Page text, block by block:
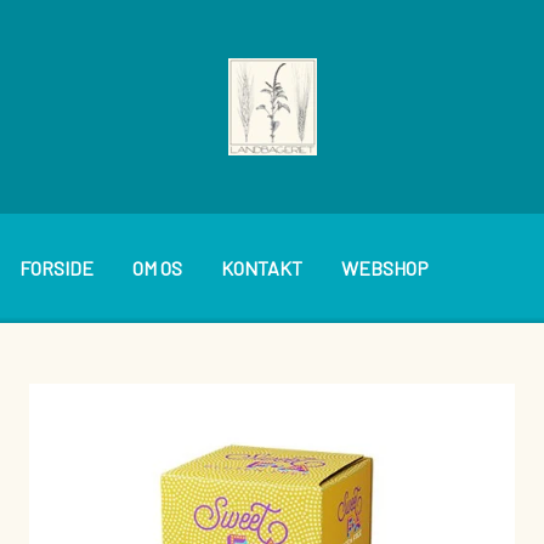
FORSIDE OM OS KONTAKT WEBSHOP
KAGER OG WIENERBRØD
DIVERSE BOLLER M.M.